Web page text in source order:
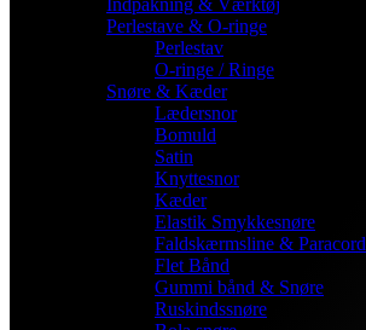
Indpakning & Værktøj
Perlestave & O-ringe
Perlestav
O-ringe / Ringe
Snøre & Kæder
Lædersnor
Bomuld
Satin
Knyttesnor
Kæder
Elastik Smykkesnøre
Faldskærmsline & Paracord
Flet Bånd
Gummi bånd & Snøre
Ruskindssnøre